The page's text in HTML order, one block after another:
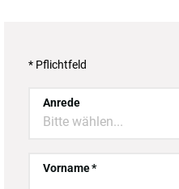
* Pflichtfeld
Anrede
Bitte wählen...
Vorname